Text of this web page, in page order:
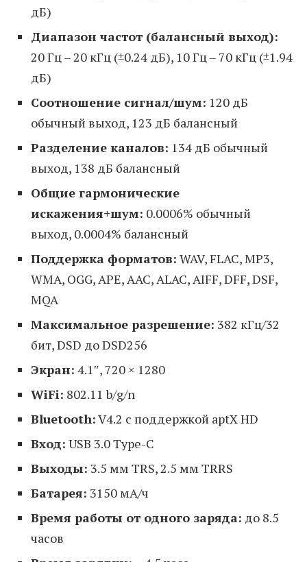
дБ)
Диапазон частот (балансный выход):
20 Гц – 20 кГц (±0.24 дБ), 10 Гц – 70 кГц (±1.94
дБ)
Соотношение сигнал/шум: 120 дБ
обычный выход, 123 дБ балансный
Разделение каналов: 134 дБ обычный
выход, 138 дБ балансный
Общие гармонические
искажения+шум: 0.0006% обычный
выход, 0.0004% балансный
Поддержка форматов: WAV, FLAC, MP3,
WMA, OGG, APE, AAC, ALAC, AIFF, DFF, DSF,
MQA
Максимальное разрешение: 382 кГц/32
бит, DSD до DSD256
Экран: 4.1″, 720 × 1280
WiFi: 802.11 b/g/n
Bluetooth:V4.2 с поддержкой aptX HD
Вход: USB 3.0 Type-C
Выходы: 3.5 мм TRS, 2.5 мм TRRS
Батарея: 3150 мА/ч
Время работы от одного заряда: до 8.5
часов